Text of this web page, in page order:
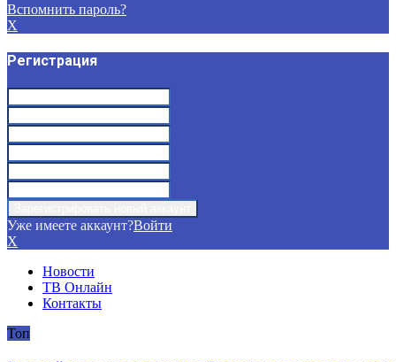
Вспомнить пароль?
X
Регистрация
Уже имеете аккаунт?Войти
X
Новости
ТВ Онлайн
Контакты
Топ